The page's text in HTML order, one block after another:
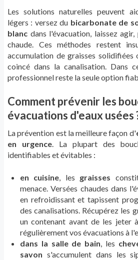
Les solutions naturelles peuvent
légers : versez du bicarbonate de
blanc dans l'évacuation, laissez
chaude. Ces méthodes restent
accumulation de graisses solidifiées
coincé dans la canalisation. Dans
professionnel reste la seule option
Comment prévenir les
évacuations d'eaux usées
La prévention est la meilleure façon d'
en urgence. La plupart des
identifiables et évitables :
en cuisine, les graisses
menace. Versées chaudes dans
en refroidissant et tapissent
des canalisations. Récupérez les
un contenant avant de les jeter
régulièrement vos évacuations à
dans la salle de bain, les
savon s'accumulent dans les